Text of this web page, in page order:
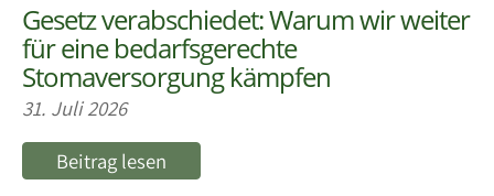
Gesetz verabschiedet: Warum wir weiter
für eine bedarfsgerechte
Stomaversorgung kämpfen
31. Juli 2026
Beitrag lesen